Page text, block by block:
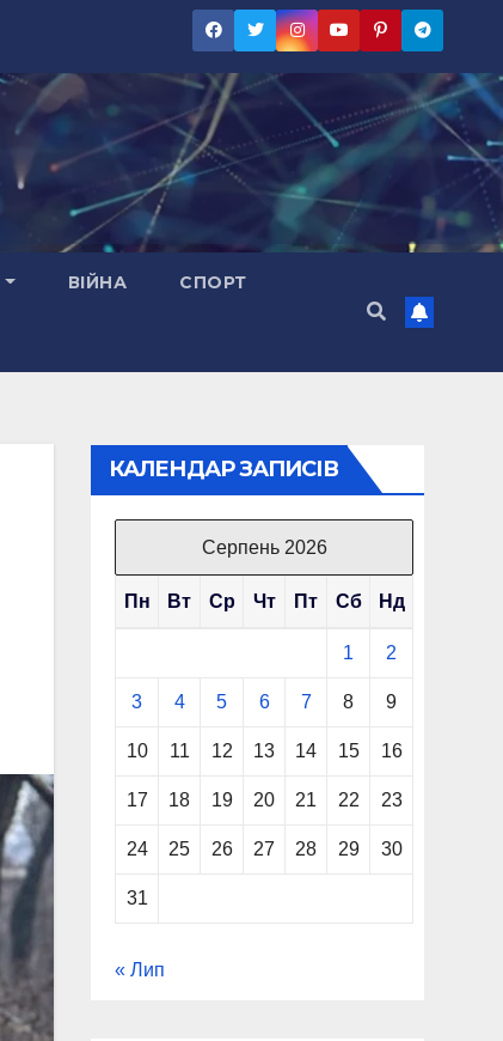
ВІЙНА СПОРТ
КАЛЕНДАР ЗАПИСІВ
Серпень 2026
Пн Вт Ср Чт Пт Сб Нд
1 2
3 4 5 6 7 8 9
10 11 12 13 14 15 16
17 18 19 20 21 22 23
24 25 26 27 28 29 30
31
« Лип